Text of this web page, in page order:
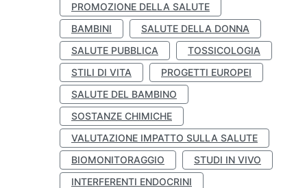
PROMOZIONE DELLA SALUTE
BAMBINI
SALUTE DELLA DONNA
SALUTE PUBBLICA
TOSSICOLOGIA
STILI DI VITA
PROGETTI EUROPEI
SALUTE DEL BAMBINO
SOSTANZE CHIMICHE
VALUTAZIONE IMPATTO SULLA SALUTE
BIOMONITORAGGIO
STUDI IN VIVO
INTERFERENTI ENDOCRINI